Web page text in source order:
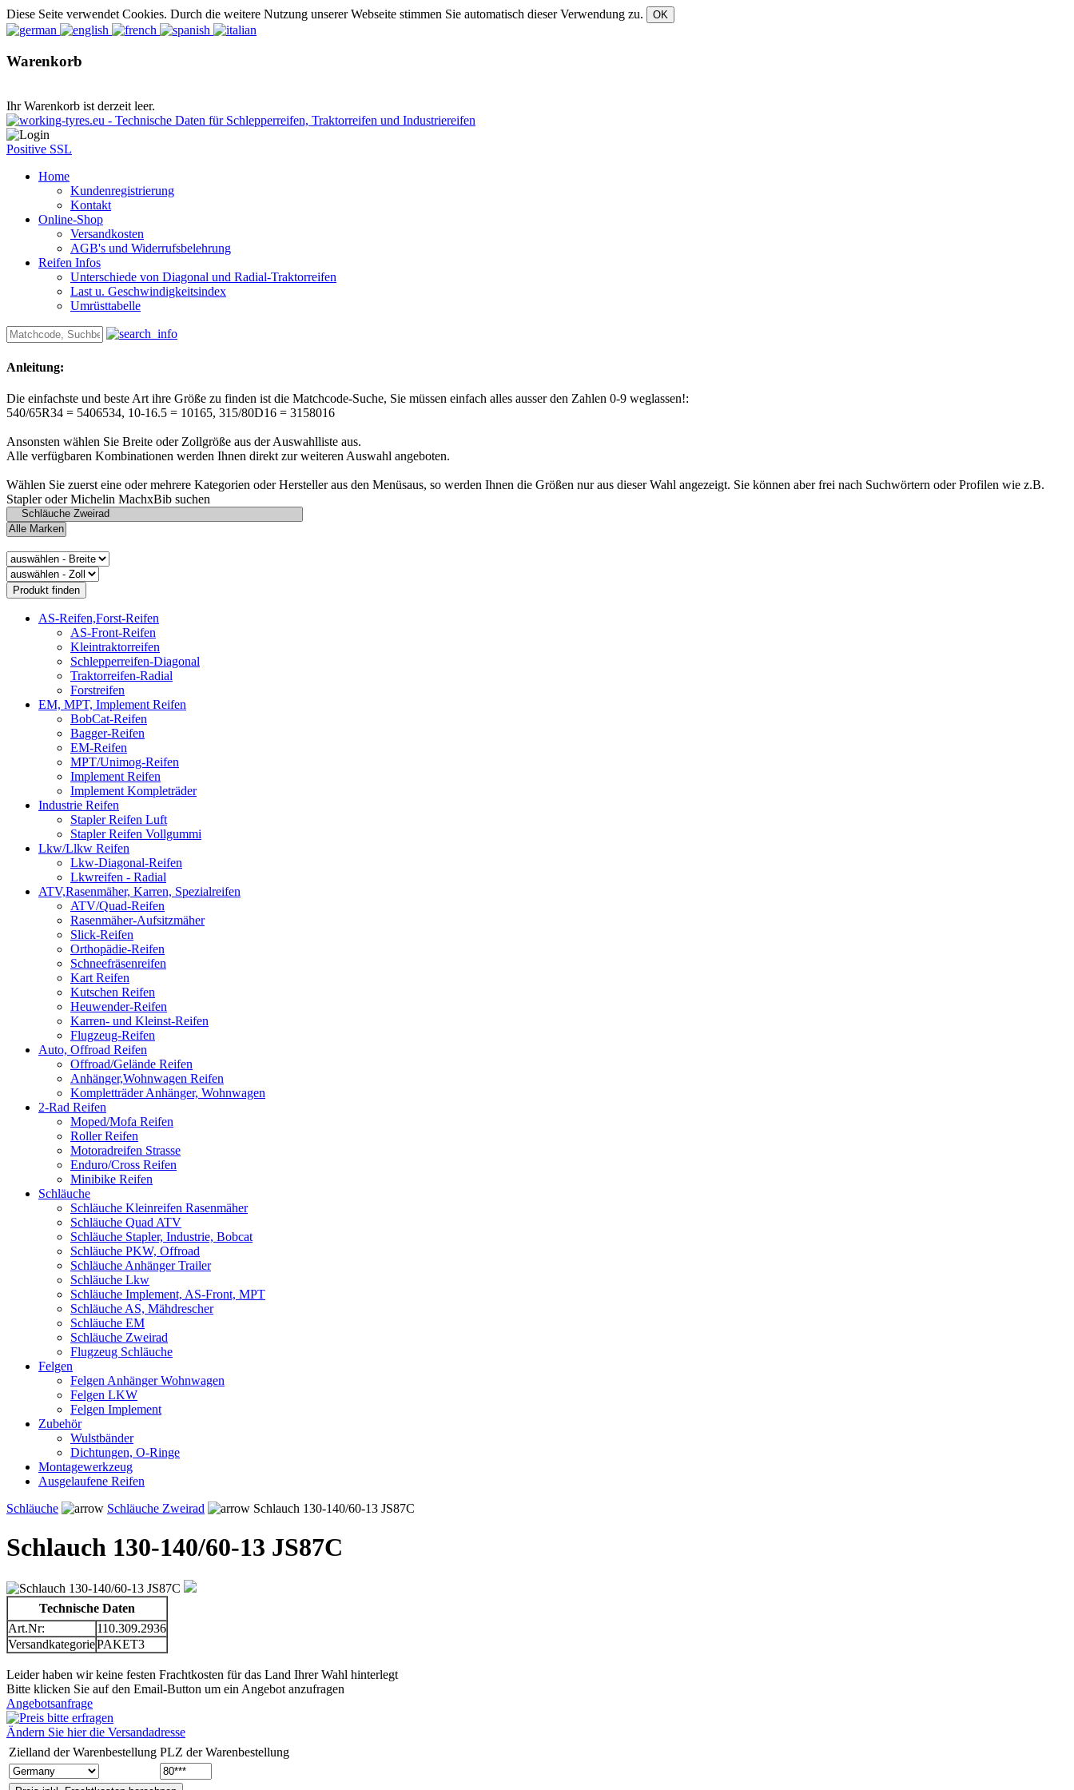
Diese Seite verwendet Cookies. Durch die weitere Nutzung unserer Webseite stimmen Sie automatisch dieser Verwendung zu.
Warenkorb
Ihr Warenkorb ist derzeit leer.
Positive SSL
Home
Kundenregistrierung
Kontakt
Online-Shop
Versandkosten
AGB's und Widerrufsbelehrung
Reifen Infos
Unterschiede von Diagonal und Radial-Traktorreifen
Last u. Geschwindigkeitsindex
Umrüsttabelle
Anleitung:
Die einfachste und beste Art ihre Größe zu finden ist die Matchcode-Suche, Sie müssen einfach alles ausser den Zahlen 0-9 weglassen!:
540/65R34 = 5406534, 10-16.5 = 10165, 315/80D16 = 3158016
Ansonsten wählen Sie Breite oder Zollgröße aus der Auswahlliste aus.
Alle verfügbaren Kombinationen werden Ihnen direkt zur weiteren Auswahl angeboten.
Wählen Sie zuerst eine oder mehrere Kategorien oder Hersteller aus den Menüsaus, so werden Ihnen die Größen nur aus dieser Wahl angezeigt. Sie können aber frei nach Suchwörtern oder Profilen wie z.B.
Stapler oder Michelin MachxBib suchen
AS-Reifen,Forst-Reifen
AS-Front-Reifen
Kleintraktorreifen
Schlepperreifen-Diagonal
Traktorreifen-Radial
Forstreifen
EM, MPT, Implement Reifen
BobCat-Reifen
Bagger-Reifen
EM-Reifen
MPT/Unimog-Reifen
Implement Reifen
Implement Kompleträder
Industrie Reifen
Stapler Reifen Luft
Stapler Reifen Vollgummi
Lkw/Llkw Reifen
Lkw-Diagonal-Reifen
Lkwreifen - Radial
ATV,Rasenmäher, Karren, Spezialreifen
ATV/Quad-Reifen
Rasenmäher-Aufsitzmäher
Slick-Reifen
Orthopädie-Reifen
Schneefräsenreifen
Kart Reifen
Kutschen Reifen
Heuwender-Reifen
Karren- und Kleinst-Reifen
Flugzeug-Reifen
Auto, Offroad Reifen
Offroad/Gelände Reifen
Anhänger,Wohnwagen Reifen
Kompletträder Anhänger, Wohnwagen
2-Rad Reifen
Moped/Mofa Reifen
Roller Reifen
Motoradreifen Strasse
Enduro/Cross Reifen
Minibike Reifen
Schläuche
Schläuche Kleinreifen Rasenmäher
Schläuche Quad ATV
Schläuche Stapler, Industrie, Bobcat
Schläuche PKW, Offroad
Schläuche Anhänger Trailer
Schläuche Lkw
Schläuche Implement, AS-Front, MPT
Schläuche AS, Mähdrescher
Schläuche EM
Schläuche Zweirad
Flugzeug Schläuche
Felgen
Felgen Anhänger Wohnwagen
Felgen LKW
Felgen Implement
Zubehör
Wulstbänder
Dichtungen, O-Ringe
Montagewerkzeug
Ausgelaufene Reifen
Schläuche
Schläuche Zweirad Schlauch 130-140/60-13 JS87C
Schlauch 130-140/60-13 JS87C
Technische Daten
Art.Nr:
110.309.2936
VersandkategoriePAKET3
Leider haben wir keine festen Frachtkosten für das Land Ihrer Wahl hinterlegt
Bitte klicken Sie auf den Email-Button um ein Angebot anzufragen
Angebotsanfrage
Ändern Sie hier die Versandadresse
Zielland der Warenbestellung PLZ der Warenbestellung